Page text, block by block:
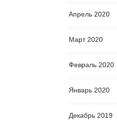
Апрель 2020
Март 2020
Февраль 2020
Январь 2020
Декабрь 2019